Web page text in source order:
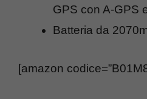
GPS con A-GPS
Batteria da
[amazon